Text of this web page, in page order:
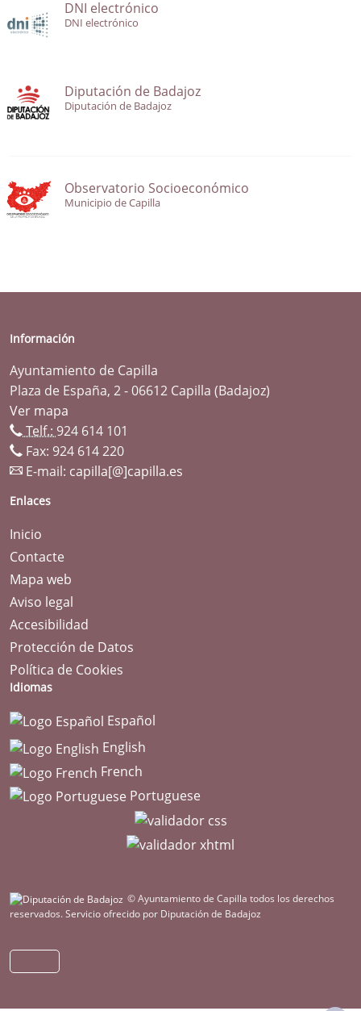
DNI electrónico
DNI electrónico
Diputación de Badajoz
Diputación de Badajoz
Observatorio Socioeconómico
Municipio de Capilla
Información
Ayuntamiento de Capilla
Plaza de España, 2 - 06612 Capilla (Badajoz)
Ver mapa
Telf.: 924 614 101
Fax: 924 614 220
E-mail: capilla[@]capilla.es
Enlaces
Inicio
Contacte
Mapa web
Aviso legal
Accesibilidad
Protección de Datos
Política de Cookies
Idiomas
Español
English
French
Portuguese
© Ayuntamiento de Capilla todos los derechos
reservados.Servicio ofrecido por Diputación de Badajoz